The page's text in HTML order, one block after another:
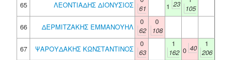
65
ΛΕΟΝΤΙΑΔΗΣ ΔΙΟΝΥΣΙΟΣ 61
1 23
105
66
ΔΕΡΜΙΤΖΑΚΗΣ ΕΜΜΑΝΟΥΗΛ
0
62
0
108
67
ΨΑΡΟΥΔΑΚΗΣ ΚΩΝΣΤΑΝΤΙΝΟΣ
0
63
1
162 0 40
1
206